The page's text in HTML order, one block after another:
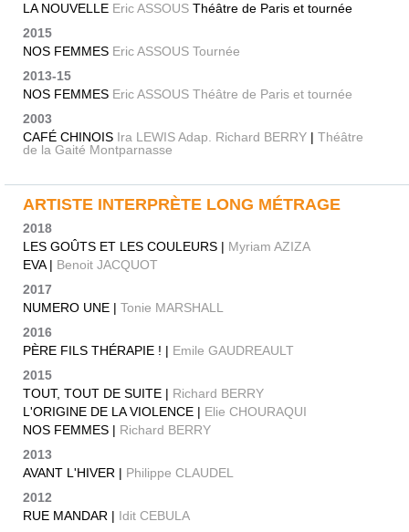
LA NOUVELLE Eric ASSOUS Théâtre de Paris et tournée
2015
NOS FEMMES Eric ASSOUS Tournée
2013-15
NOS FEMMES Eric ASSOUS Théâtre de Paris et tournée
2003
CAFÉ CHINOIS Ira LEWIS Adap. Richard BERRY | Théâtre
de la Gaité Montparnasse
ARTISTE INTERPRÈTE LONG MÉTRAGE
2018
LES GOÛTS ET LES COULEURS | Myriam AZIZA
EVA | Benoit JACQUOT
2017
NUMERO UNE | Tonie MARSHALL
2016
PÈRE FILS THÉRAPIE ! | Emile GAUDREAULT
2015
TOUT, TOUT DE SUITE | Richard BERRY
L'ORIGINE DE LA VIOLENCE | Elie CHOURAQUI
NOS FEMMES | Richard BERRY
2013
AVANT L'HIVER | Philippe CLAUDEL
2012
RUE MANDAR | Idit CEBULA